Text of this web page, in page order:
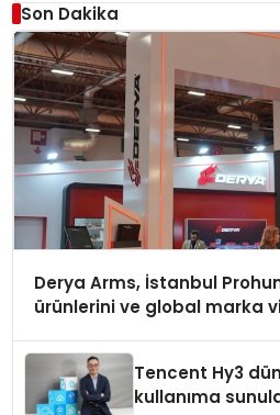
Son Dakika
Derya Arms, İstanbul
ürünlerini ve global marka
Tencent Hy3
kullanıma